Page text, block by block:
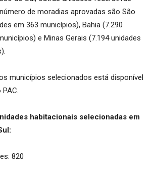
de moradias aprovadas são São
em 363 municípios), Bahia (7.290
e Minas Gerais (7.194 unidades
municípios selecionados está disponível
habitacionais selecionadas em
820